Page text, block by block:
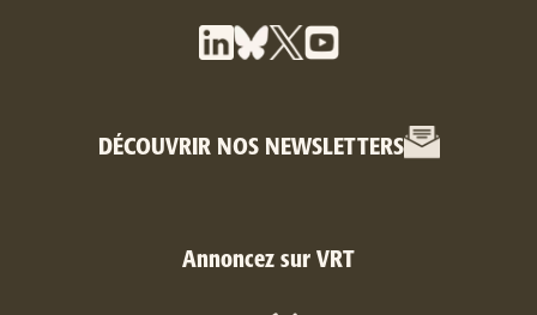
DÉCOUVRIR NOS NEWSLETTERS
Annoncez sur VRT